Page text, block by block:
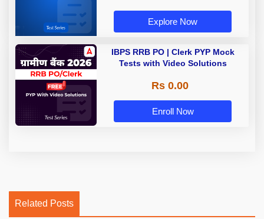
Explore Now
IBPS RRB PO | Clerk PYP Mock
Tests with Video Solutions
Rs 0.00
Enroll Now
Related Posts